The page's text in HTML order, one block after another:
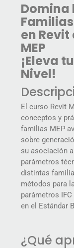
Domina
en
MEP
¡Eleva
Nivel!
El curso Revit
conceptos y
familias MEP
sobre
su asociación
parámetros
distintas
métodos para
parámetros
en el Estándar
¿Qué